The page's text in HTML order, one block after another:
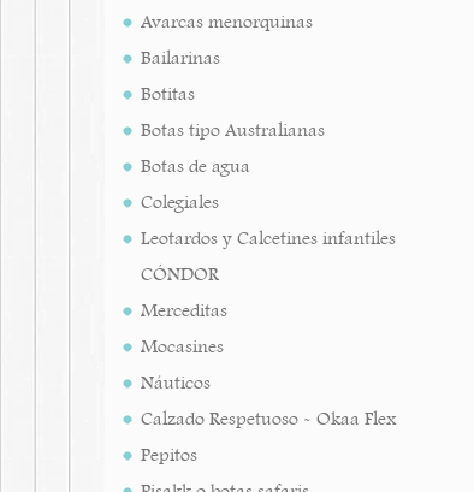
Avarcas menorquinas
Bailarinas
Botitas
Botas tipo Australianas
Botas de agua
Colegiales
Leotardos y Calcetines infantiles
CÓNDOR
Merceditas
Mocasines
Náuticos
Calzado Respetuoso - Okaa Flex
Pepitos